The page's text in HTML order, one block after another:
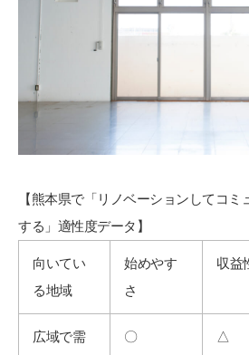
【熊本県で「リノベーションしてコ
する」適性度データ】
向いてい
る地域
始めやす
さ
収益
広域で需
〇 △